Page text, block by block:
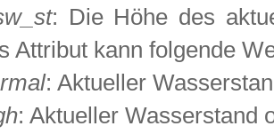
: Die Höhe des
Attribut kann folgende
: Aktueller
: Aktueller Wasserstand